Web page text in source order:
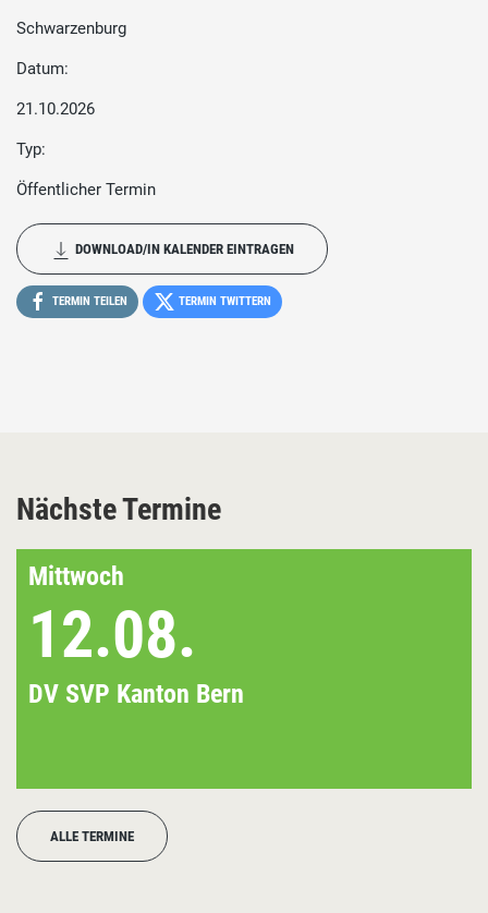
Schwarzenburg
Datum:
21.10.2026
Typ:
Öffentlicher Termin
DOWNLOAD/IN KALENDER EINTRAGEN
TERMIN TEILEN TERMIN TWITTERN
Nächste Termine
Mittwoch
12.08.
DV SVP Kanton Bern
ALLE TERMINE